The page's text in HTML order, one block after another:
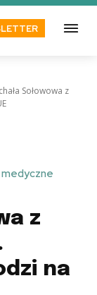
Sołowowa z
z
na